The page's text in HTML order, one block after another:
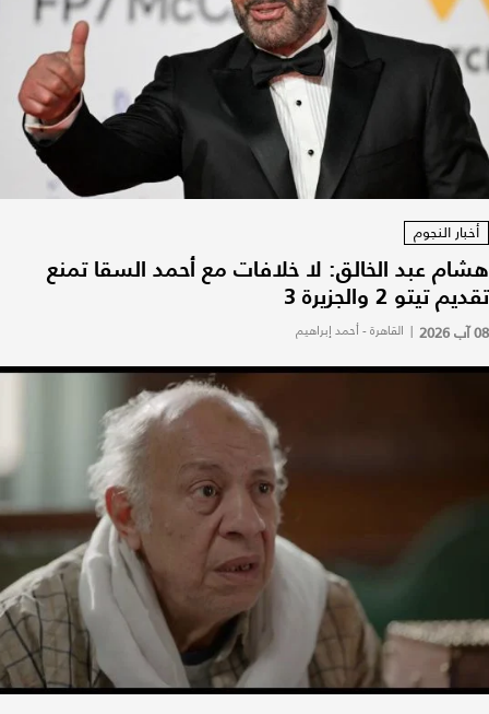
أخبار النجوم
هشام عبد الخالق: لا خلافات مع أحمد السقا تمنع
تقديم تيتو 2 والجزيرة 3
08 آب 2026 | القاهرة - أحمد إبراهيم